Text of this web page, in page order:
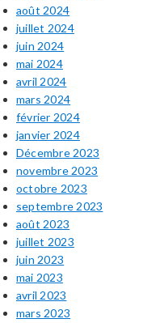
août 2024
juillet 2024
juin 2024
mai 2024
avril 2024
mars 2024
février 2024
janvier 2024
Décembre 2023
novembre 2023
octobre 2023
septembre 2023
août 2023
juillet 2023
juin 2023
mai 2023
avril 2023
mars 2023